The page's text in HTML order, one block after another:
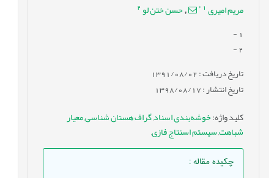
مریم امیری *
,حسن‌ ختن‌ لو2
-
2
-
تاریخ دریافت : 1391/08/02
تاریخ انتشار : 1398/08/17
کلید واژه:خوشه‌بندی اسناد,گراف هستان شناسی,معیار
شباهت,سیستم اسنتاج فازی,
چکیده مقاله: